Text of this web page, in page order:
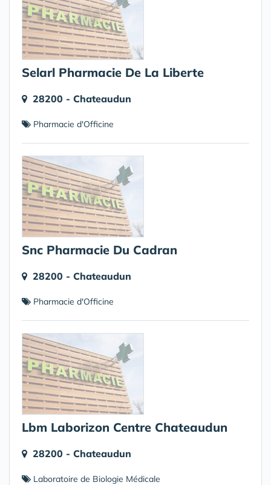
Selarl Pharmacie De La Liberte
28200 - Chateaudun
Pharmacie d'Officine
Snc Pharmacie Du Cadran
28200 - Chateaudun
Pharmacie d'Officine
Lbm Laborizon Centre Chateaudun
28200 - Chateaudun
Laboratoire de Biologie Médicale